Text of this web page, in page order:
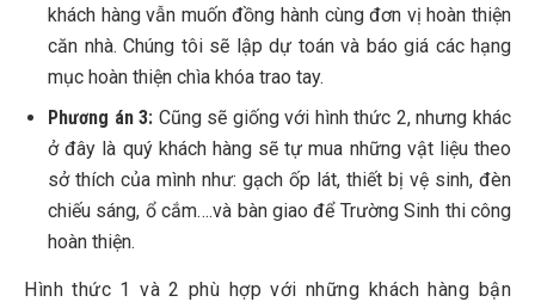
khách hàng vẫn muốn đồng hành cùng đơn vị hoàn thiện
căn nhà. Chúng tôi sẽ lập dự toán và báo giá các hạng
mục hoàn thiện chìa khóa trao tay.
Phương án 3: Cũng sẽ giống với hình thức 2, nhưng khác
ở đây là quý khách hàng sẽ tự mua những vật liệu theo
sở thích của mình như: gạch ốp lát, thiết bị vệ sinh, đèn
chiếu sáng, ổ cắm….và bàn giao để Trường Sinh thi công
hoàn thiện.
Hình thức 1 và 2 phù hợp với những khách hàng bận